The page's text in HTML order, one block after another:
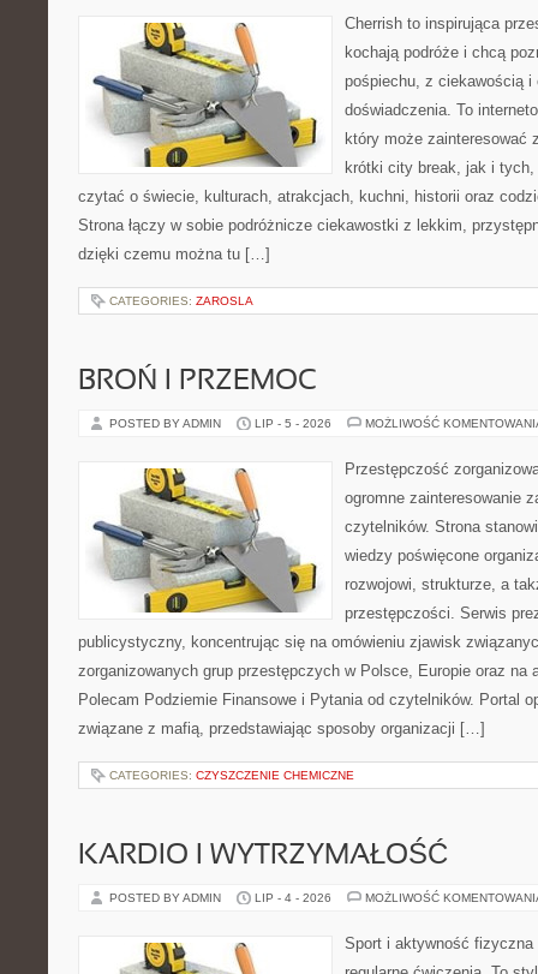
Cherrish to inspirująca
kochają podróże i chcą
pośpiechu, z ciekawością i
doświadczenia. To
który może zainteresować
krótki city break, jak i
czytać o świecie, kulturach, atrakcjach, kuchni, historii oraz
Strona łączy w sobie podróżnicze ciekawostki z lekkim,
dzięki czemu można tu […]
CATEGORIES: ZAROSLA
BROŃ I PRZEMOC
POSTED BY ADMIN LIP - 5 - 2026 MOŻLIWOŚĆ
Przestępczość
ogromne zainteresowanie
czytelników. Strona
wiedzy poświęcone
rozwojowi, strukturze, a
przestępczości. Serwis
publicystyczny, koncentrując się na omówieniu zjawisk
zorganizowanych grup przestępczych w Polsce, Europie oraz na
Polecam Podziemie Finansowe i Pytania od czytelników. Portal
związane z mafią, przedstawiając sposoby organizacji […]
CATEGORIES: CZYSZCZENIE CHEMICZNE
KARDIO I WYTRZYMAŁOŚĆ
POSTED BY ADMIN LIP - 4 - 2026 MOŻLIWOŚĆ
Sport i aktywność